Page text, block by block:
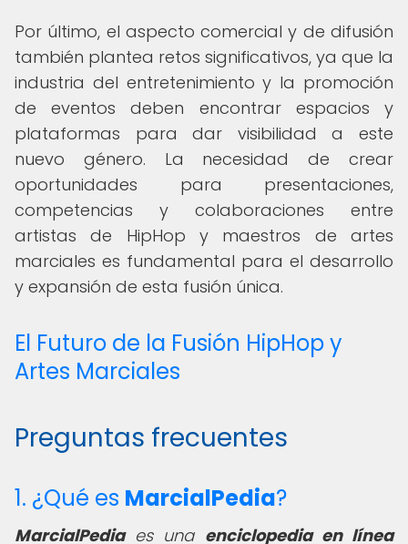
Por último, el aspecto comercial y de difusión
también plantea retos significativos, ya que la
industria del entretenimiento y la promoción
de eventos deben encontrar espacios y
plataformas para dar visibilidad a este
nuevo género. La necesidad de crear
oportunidades para presentaciones,
competencias y colaboraciones entre
artistas de HipHop y maestros de artes
marciales es fundamental para el desarrollo
y expansión de esta fusión única.
El Futuro de la Fusión HipHop y
Artes Marciales
Preguntas frecuentes
1. ¿Qué es MarcialPedia?
MarcialPediaes una enciclopedia en línea